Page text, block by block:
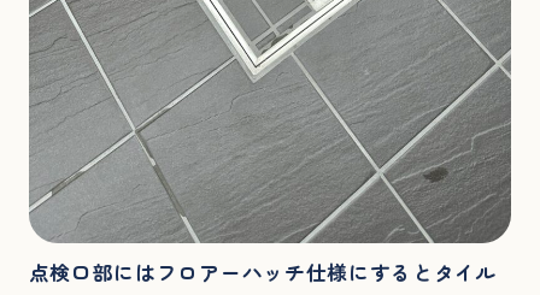
点検口部にはフロアーハッチ仕様にするとタイル